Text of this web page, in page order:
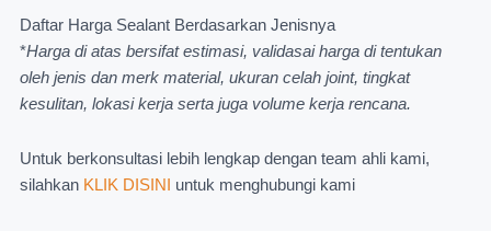
Daftar Harga Sealant Berdasarkan Jenisnya
*Harga di atas bersifat estimasi, validasai harga di tentukan
oleh jenis dan merk material, ukuran celah joint, tingkat
kesulitan, lokasi kerja serta juga volume kerja rencana.
Untuk berkonsultasi lebih lengkap dengan team ahli kami,
silahkan KLIK DISINI untuk menghubungi kami